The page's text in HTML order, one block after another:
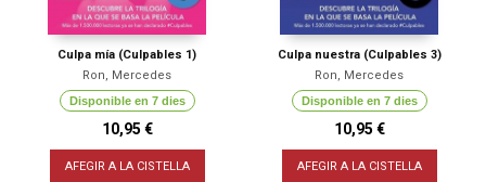
Culpa mía (Culpables 1)
Ron, Mercedes
Disponible en 7 dies
10,95 €
AFEGIR A LA CISTELLA
Culpa nuestra (Culpables 3)
Ron, Mercedes
Disponible en 7 dies
10,95 €
AFEGIR A LA CISTELLA